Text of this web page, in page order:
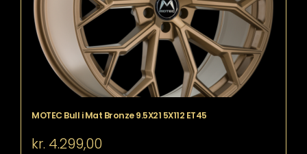
MOTEC Bull i Mat Bronze 9.5X21 5X112 ET45
kr. 4.299,00